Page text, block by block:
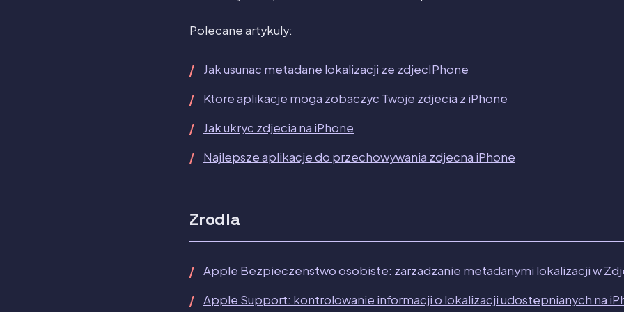
Polecane artykuly:
Jak usunac metadane lokalizacji ze zdjecIPhone
Ktore aplikacje moga zobaczyc Twoje zdjecia z iPhone
Jak ukryc zdjecia na iPhone
Najlepsze aplikacje do przechowywania zdjecna iPhone
Zrodla
Apple Bezpieczenstwo osobiste: zarzadzanie metadanymi lokalizacji w
Apple Support: kontrolowanie informacji o lokalizacji udostepnianych na